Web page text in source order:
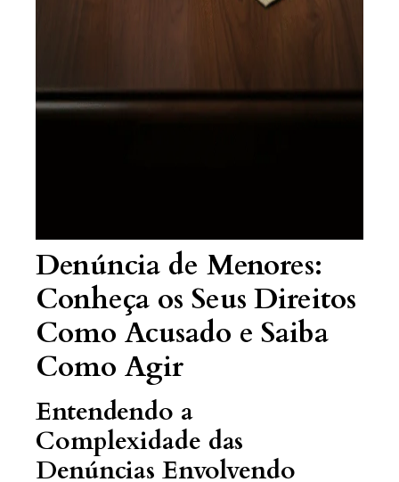
Denúncia de Menores:
Conheça os Seus Direitos
Como Acusado e Saiba
Como Agir
Entendendo a
Complexidade das
Denúncias Envolvendo